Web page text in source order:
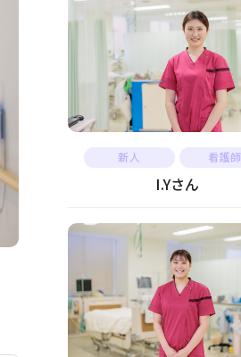
新人 看護師
I.Yさん